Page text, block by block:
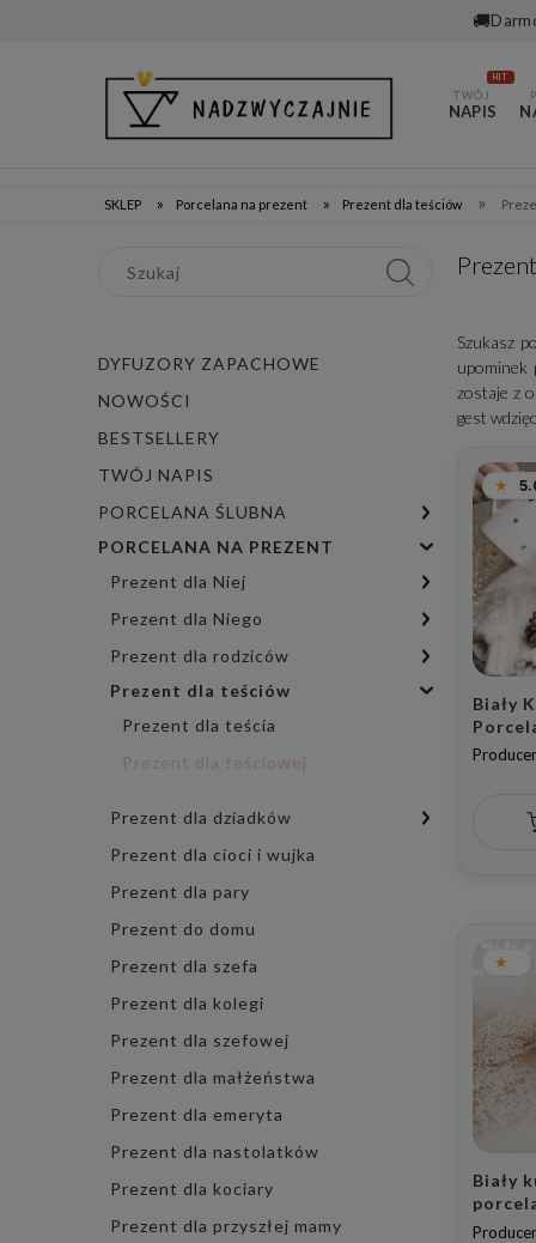
🚚
TWÓJ
NAPIS
HIT
SKLEP » Porcelana na prezent » Prezent dla teściów »
DYFUZORY ZAPACHOWE
NOWOŚCI
BESTSELLERY
TWÓJ NAPIS
PORCELANA ŚLUBNA
PORCELANA NA PREZENT
Prezent dla Niej
Prezent dla Niego
Prezent dla rodziców
Prezent dla teściów
Prezent dla teścia
Prezent dla teściowej
Prezent dla dziadków
Prezent dla cioci i wujka
Prezent dla pary
Prezent do domu
Prezent dla szefa
Prezent dla kolegi
Prezent dla szefowej
Prezent dla małżeństwa
Prezent dla emeryta
Prezent dla nastolatków
Prezent dla kociary
Prezent dla przyszłej mamy
Szukasz
upominek
zostaje z
gest
Biały
Napis
Biały
złote